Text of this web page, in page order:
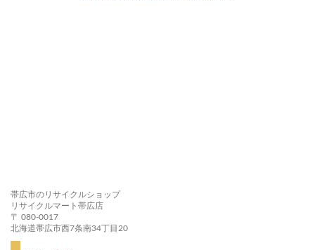
帯広市のリサイクルショップ
リサイクルマート帯広店
〒 080-0017
北海道帯広市西7条南34丁目20